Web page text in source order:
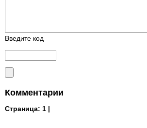
Введите код
Комментарии
Страница: 1 |